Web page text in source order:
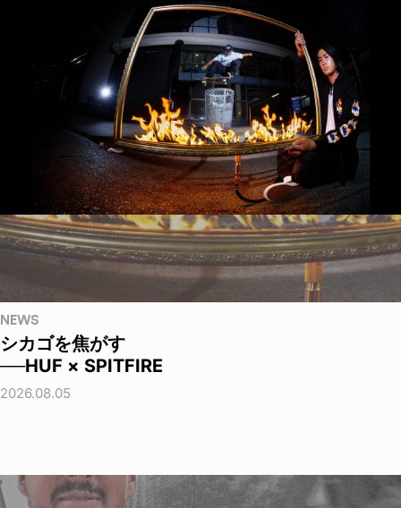
NEWS
シカゴを焦がす
──HUF × SPITFIRE
2026.08.05